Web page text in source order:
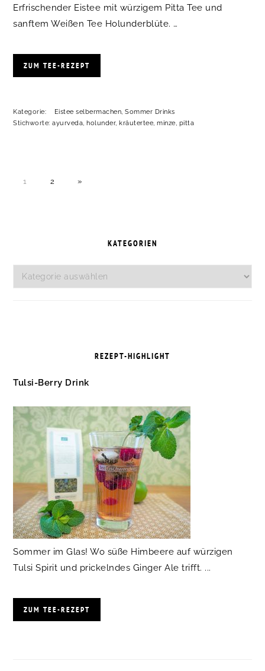
Erfrischender Eistee mit würzigem Pitta Tee und
sanftem Weißen Tee Holunderblüte. …
ZUM TEE-REZEPT
Kategorie: Eistee selbermachen,Sommer Drinks
Stichworte:ayurveda, holunder, kräutertee,minze, pitta
SEITE
1 SEITE
2
NÄCHSTE
»
KATEGORIEN
Kategorien
REZEPT-HIGHLIGHT
Tulsi-Berry Drink
Sommer im Glas! Wo süße Himbeere auf würzigen
Tulsi Spirit und prickelndes Ginger Ale trifft. ...
ZUM TEE-REZEPT